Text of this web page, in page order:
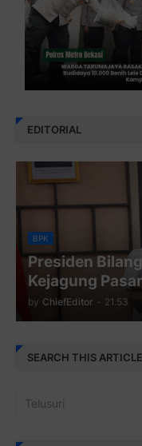
EDITORIAL
BPK
Presiden
Kejagung
by ChiefEditor - 21.53
SEARCH THIS ARTICLE